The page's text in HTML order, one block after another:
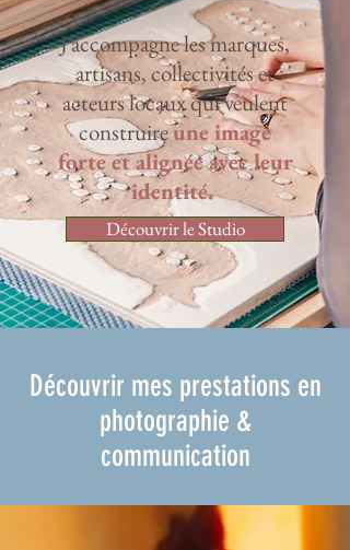
J’accompagne les marques,
artisans, collectivités et
acteurs locaux qui veulent
construireune image
forte et alignée avec leur
identité.
Découvrir le Studio
Découvrir mes prestations en
photographie &
communication